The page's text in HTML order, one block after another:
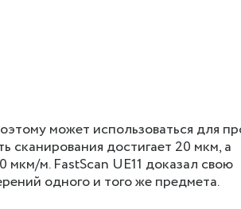
может использоваться для
сканирования достигает 20 мкм, а
мкм/м. FastScan UE11 доказал свою
одного и того же предмета.